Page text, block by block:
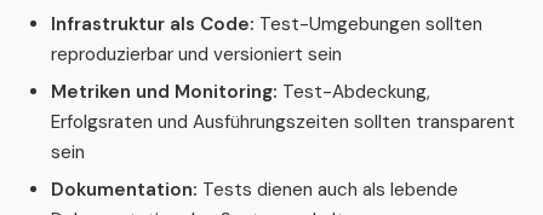
Infrastruktur als Code: Test-Umgebungen sollten
reproduzierbar und versioniert sein
Metriken und Monitoring: Test-Abdeckung,
Erfolgsraten und Ausführungszeiten sollten transparent
sein
Dokumentation: Tests dienen auch als lebende